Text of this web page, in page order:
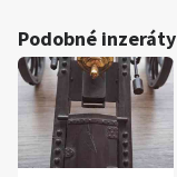
Podobné inzeráty